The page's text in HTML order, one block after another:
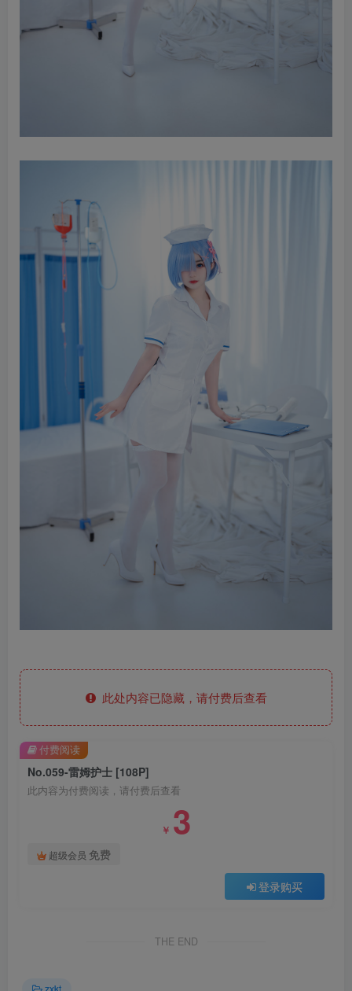
此处内容已隐藏，请付费后查看
No.059-雷姆护士 [108P]
此内容为付费阅读，请付费后查看
￥ 3
超级会员 免费
登录购买
付费阅读
THE END